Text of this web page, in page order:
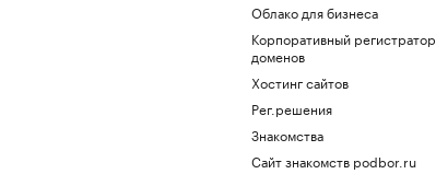
Облако для бизнеса
Корпоративный регистратор
доменов
Хостинг сайтов
Рег.решения
Знакомства
Сайт знакомств podbor.ru